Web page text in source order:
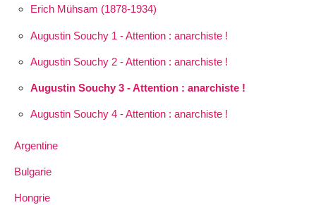
Erich Mühsam (1878-1934)
Augustin Souchy 1 - Attention : anarchiste !
Augustin Souchy 2 - Attention : anarchiste !
Augustin Souchy 3 - Attention : anarchiste !
Augustin Souchy 4 - Attention : anarchiste !
Argentine
Bulgarie
Hongrie